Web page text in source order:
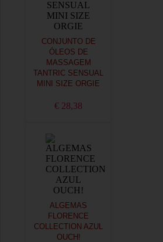
CONJUNTO DE
ÓLEOS DE
MASSAGEM
TANTRIC SENSUAL
MINI SIZE ORGIE
€ 28,38
ALGEMAS
FLORENCE
COLLECTION AZUL
OUCH!